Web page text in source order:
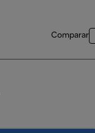
Comparar